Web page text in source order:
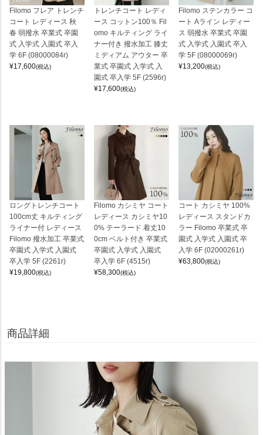
Filomo フレア トレンチ
コート レディース 秋
春 弱撥水 卒業式 卒園
式 入学式 入園式 卒入
学 6F (08000084r)
¥17,600(税込)
トレンチコート レディ
ース コットン100％ Fil
omo キルティング ライ
ナー付き 撥水加工 膝丈
ミディアム アウター 卒
業式 卒園式 入学式 入
園式 卒入学 5F (2596r)
¥17,600(税込)
Filomo ステンカラー コ
ート Aライン レディー
ス 弱撥水 卒業式 卒園
式 入学式 入園式 卒入
学 5F (08000069r)
¥13,200(税込)
ロングトレンチコート
100cm丈 キルティング
ライナー付 レディース
Filomo 撥水加工 卒業式
卒園式 入学式 入園式
卒入学 5F (2261r)
¥19,800(税込)
Filomo カシミヤ コート
レディース カシミヤ10
0% テーラード 着丈10
0cm ベルト付き 卒業式
卒園式 入学式 入園式
卒入学 6F (4515r)
¥58,300(税込)
コート カシミヤ 100%
レディース スタンドカ
ラー Filomo 卒業式 卒
園式 入学式 入園式 卒
入学 6F (02000261r)
¥63,800(税込)
商品詳細